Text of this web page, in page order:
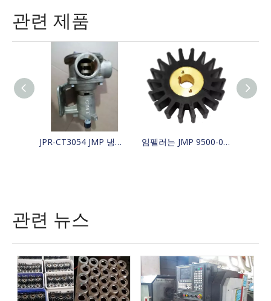
관련 제품
JPR-CT3054 JMP 냉각 보트 해수 펌프는 4255411, 425-5411, Jabsco 29630-1301S, W100000을 대체합니다. 임펠러는 JMP 9500-01/JABSCO 15780-0000/JOHNSON 15299-1000을 대체합니다.
관련 뉴스